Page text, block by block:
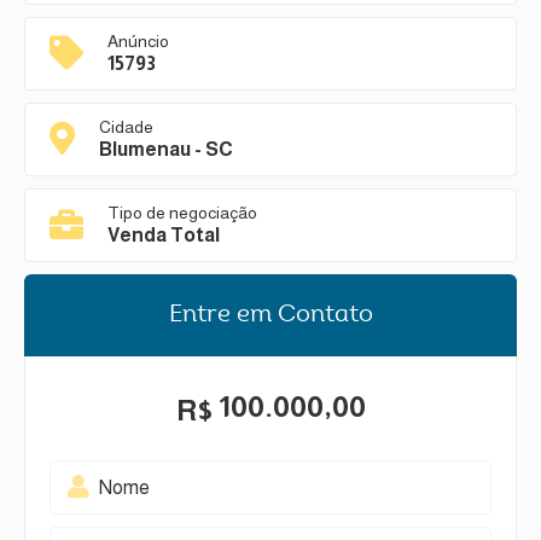
Anúncio
15793
Cidade
Blumenau - SC
Tipo de negociação
Venda Total
Entre em Contato
R$ 100.000,00